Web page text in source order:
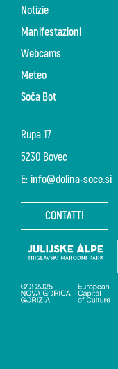
Rupa 17
5230 Bovec
E: info@dolina-soce.si
CONTATTI
Notizie
Manifestazioni
Webcams
Meteo
Soča Bot